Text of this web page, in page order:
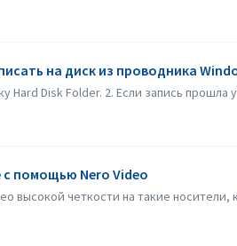
на диск из проводника
Hard Disk Folder. 2. Если запись
с помощью Nero Video
высокой четкости на такие